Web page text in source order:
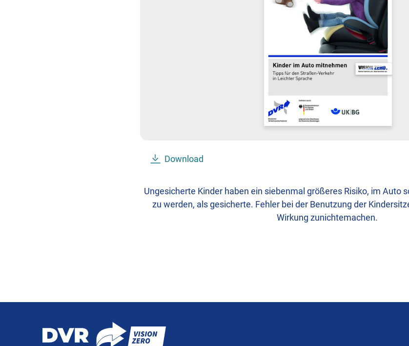
Download
Ungesicherte Kinder haben ein siebenmal größeres Risiko, im Auto
zu werden, als gesicherte. Fehler bei der Benutzung der
Wirkung zunichtemachen.